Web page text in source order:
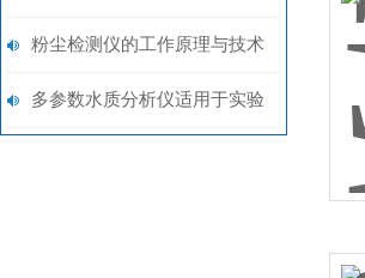
然界降雨量
粉尘检测仪的工作原理与技术
特性解析
多参数水质分析仪适用于实验